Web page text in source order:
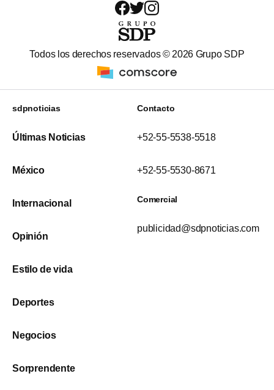
Todos los derechos reservados © 2026 Grupo SDP
sdpnoticias
Últimas Noticias
México
Internacional
Opinión
Estilo de vida
Deportes
Negocios
Sorprendente
Contacto
+52-55-5538-5518
+52-55-5530-8671
Comercial
publicidad@sdpnoticias.com